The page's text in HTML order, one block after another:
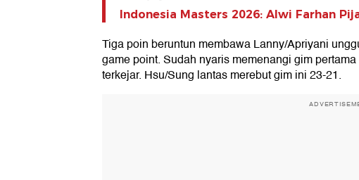
Indonesia Masters 2026: Alwi Farhan
Tiga poin beruntun membawa Lanny/Apriyani
game point. Sudah nyaris memenangi gim
terkejar. Hsu/Sung lantas merebut gim ini 23-21.